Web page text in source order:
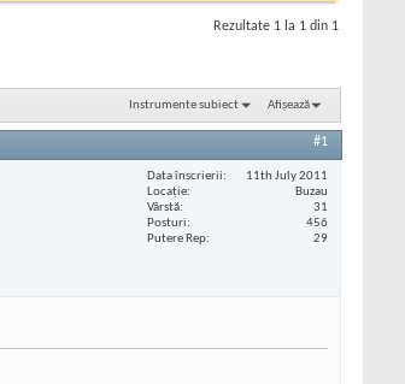
Rezultate 1 la 1 din 1
Instrumente subiect Afișează
#1
Data înscrierii
11th July 2011
Locaţie
Buzau
Vârstă
31
Posturi
456
Putere Rep
29